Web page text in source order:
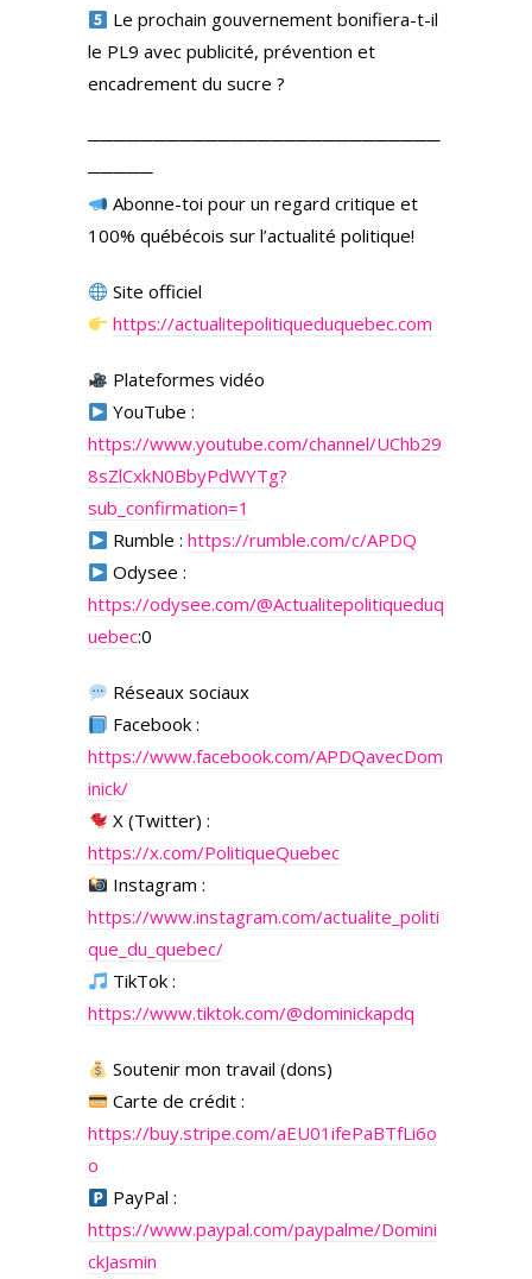
Le prochain gouvernement bonifiera-t-il
le PL9 avec publicité, prévention et
encadrement du sucre ?
───────────────────────────
─────
Abonne-toi pour un regard critique et
100% québécois sur l’actualité politique!
Site officiel
https://actualitepolitiqueduquebec.com
Plateformes vidéo
YouTube :
https://www.youtube.com/channel/UChb29
8sZlCxkN0BbyPdWYTg?
sub_confirmation=1
Rumble :https://rumble.com/c/APDQ
Odysee :
https://odysee.com/@Actualitepolitiqueduq
uebec:0
Réseaux sociaux
Facebook :
https://www.facebook.com/APDQavecDom
inick/
X (Twitter) :
https://x.com/PolitiqueQuebec
Instagram :
https://www.instagram.com/actualite_politi
que_du_quebec/
TikTok :
https://www.tiktok.com/@dominickapdq
Soutenir mon travail (dons)
Carte de crédit :
https://buy.stripe.com/aEU01ifePaBTfLi6o
o
PayPal :
https://www.paypal.com/paypalme/Domini
ckJasmin